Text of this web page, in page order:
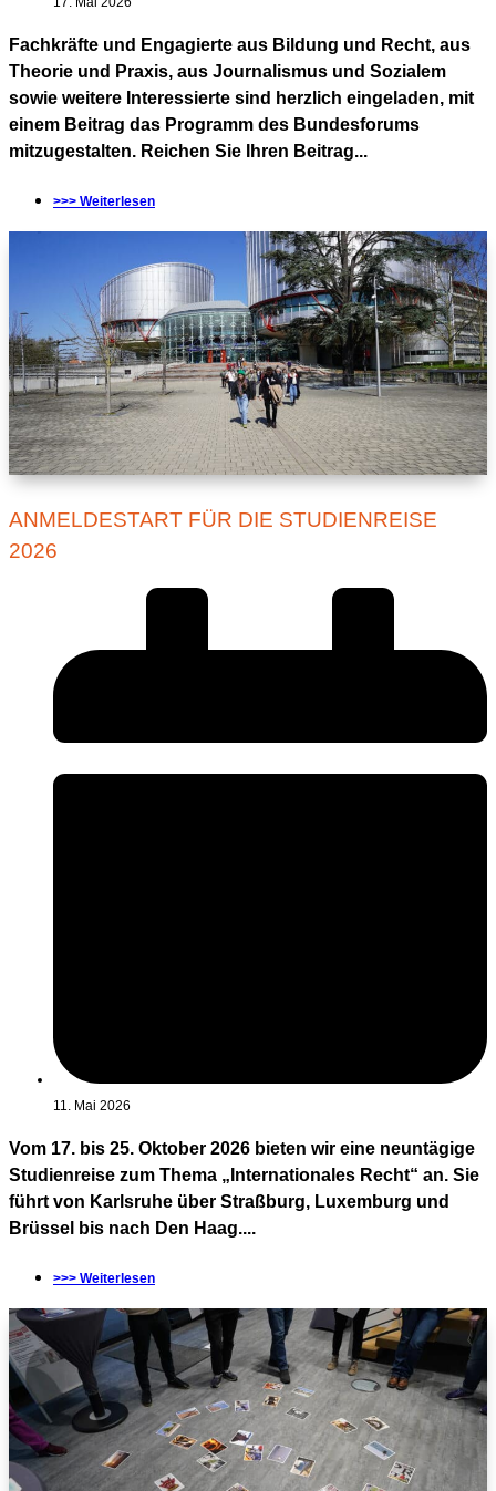
Fachkräfte und Engagierte aus Bildung und Recht, aus
Theorie und Praxis, aus Journalismus und Sozialem
sowie weitere Interessierte sind herzlich eingeladen, mit
einem Beitrag das Programm des Bundesforums
mitzugestalten. Reichen Sie Ihren Beitrag...
>>> Weiterlesen
ANMELDESTART FÜR DIE STUDIENREISE
2026
11. Mai 2026
Vom 17. bis 25. Oktober 2026 bieten wir eine neuntägige
Studienreise zum Thema „Internationales Recht“ an. Sie
führt von Karlsruhe über Straßburg, Luxemburg und
Brüssel bis nach Den Haag....
>>> Weiterlesen